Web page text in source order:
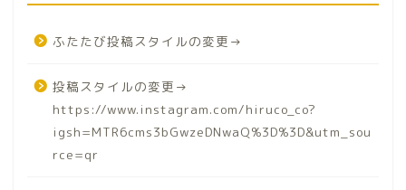
ふたたび投稿スタイルの変更→
投稿スタイルの変更→
https://www.instagram.com/hiruco_co?
igsh=MTR6cms3bGwzeDNwaQ%3D%3D&utm_sou
rce=qr